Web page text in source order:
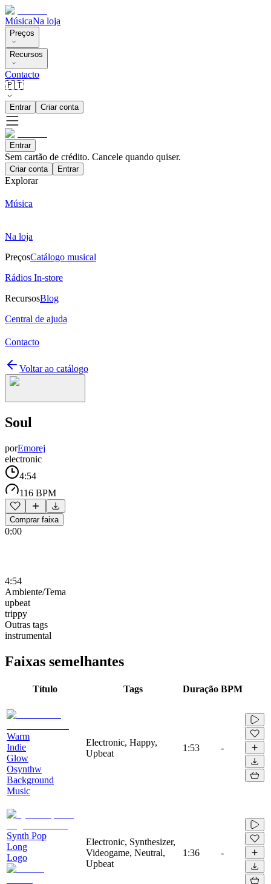
MúsicaNa loja
Preços
Recursos
Contacto
🇵🇹
Entrar Criar conta
Entrar
Sem cartão de crédito. Cancele quando quiser.
Criar conta Entrar
Explorar
Música
Na loja
PreçosCatálogo musical
Rádios In-store
RecursosBlog
Central de ajuda
Contacto
Voltar ao catálogo
Soul
porEmorej
electronic
4:54
116 BPM
Comprar faixa
0:00
4:54
Ambiente/Tema
upbeat
trippy
Outras tags
instrumental
Faixas semelhantes
Título Tags Duração BPM
Warm
Indie
Glow
Osynthw
Background
Music
Electronic, Happy,
Upbeat
1:53 -
Synth Pop
Long
Logo
Electronic, Synthesizer,
Videogame, Neutral,
Upbeat
1:36 -